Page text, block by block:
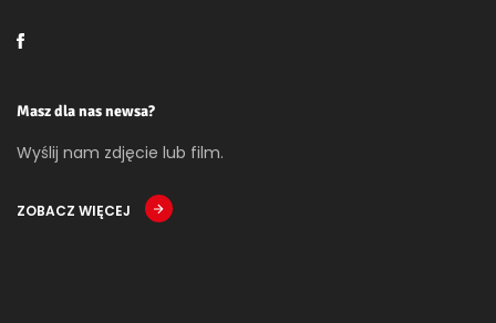
Masz dla nas newsa?
Wyślij nam zdjęcie lub film.
ZOBACZ WIĘCEJ